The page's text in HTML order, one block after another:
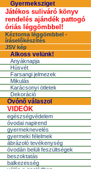
Gyermeksziget
Játékos suliváró könyv
rendelés ajándék pattogó
óriás léggömbbel!
Kéztorna léggömbbel -
íráselőkészítés
JSV kép
Alkoss velünk!
Anyáknapja
Húsvét
Farsangi jelmezek
Mikulás
Karácsonyi ötletek
Dekoráció
Óvónõ válaszol
VIDEÓK
egészségvédelem
óvodai napirend
gyermeknevelés
gyermeki félelmek
ábrázoló tevékenység
óvodán belüli feszültségek
beszoktatás
balkezesség